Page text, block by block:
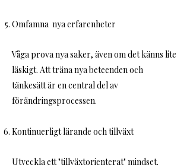
Omfamna nya erfarenheter
Våga prova nya saker, även om det känns lite
läskigt. Att träna nya beteenden och
tänkesätt är en central del av
förändringsprocessen.
Kontinuerligt lärande och tillväxt
Utveckla ett "tillväxtorienterat" mindset.